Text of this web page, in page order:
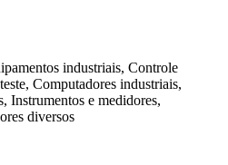
industriais, Controle
Computadores industriais,
Instrumentos e medidores,
diversos